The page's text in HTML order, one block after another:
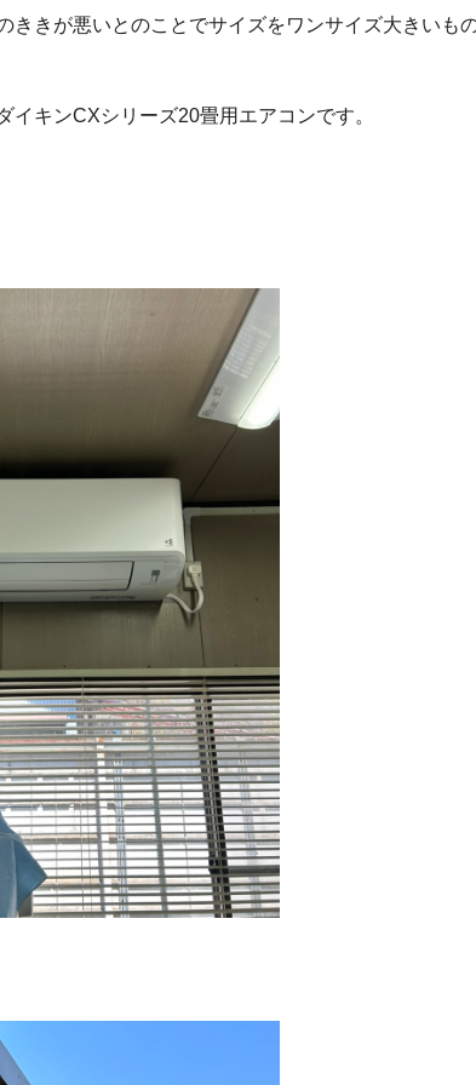
ききが悪いとのことでサイズをワンサイズ大きいも
イキンCXシリーズ20畳用エアコンです。